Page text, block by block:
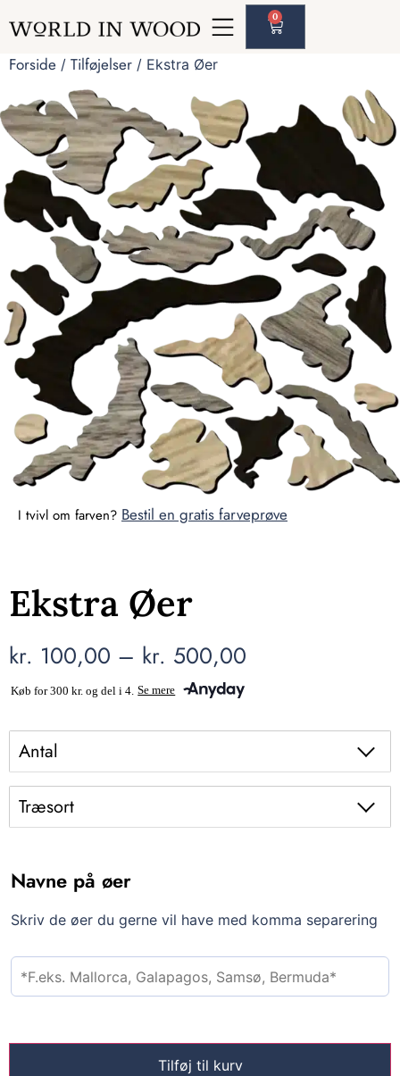
0
Forside / Tilføjelser / Ekstra Øer
I tvivl om farven? Bestil en gratis farveprøve
Ekstra Øer
kr. 100,00 – kr. 500,00
Antal
Træsort
Navne på øer
Skriv de øer du gerne vil have med komma separering
Tilføj til kurv